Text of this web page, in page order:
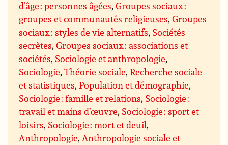
d’âge : personnes âgées,Groupes sociaux :
groupes et communautés religieuses,Groupes
sociaux : styles de vie alternatifs, Sociétés
secrètes,Groupes sociaux : associations et
sociétés, Sociologie et anthropologie,
Sociologie,Théorie sociale,Recherche sociale
et statistiques,Population et démographie,
Sociologie : famille et relations, Sociologie :
travail et mains d’œuvre, Sociologie : sport et
loisirs, Sociologie : mort et deuil,
Anthropologie,Anthropologie sociale et